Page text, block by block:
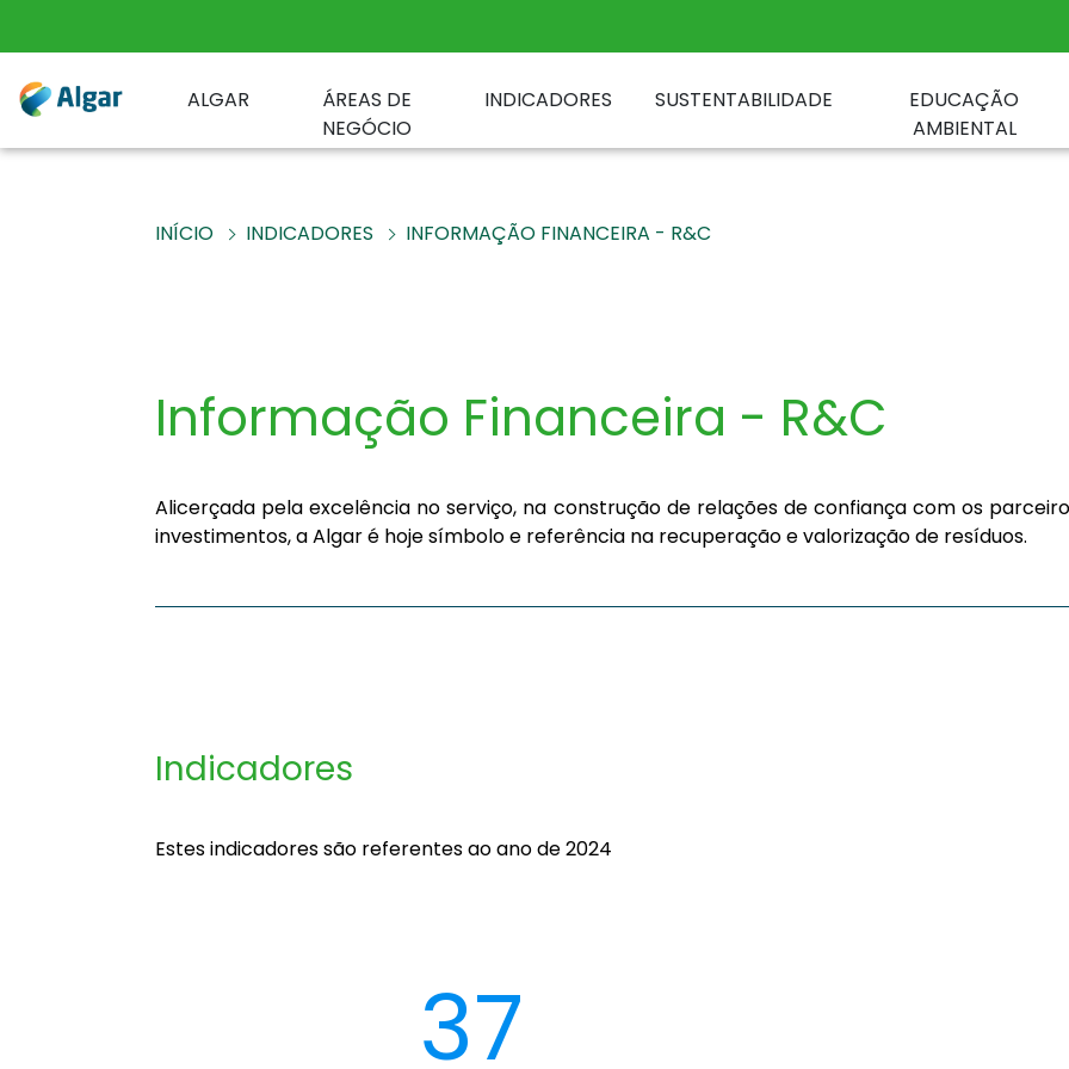
ALGAR
ÁREAS DE
NEGÓCIO
INDICADORES SUSTENTABILIDADE
EDUCAÇÃO
AMBIENTAL
INÍCIO INDICADORES INFORMAÇÃO FINANCEIRA - R&C
Informação Financeira - R&C
Alicerçada pela excelência no serviço, na construção de relações de confiança com os
investimentos, a Algar é hoje símbolo e referência na recuperação e valorização de resíduos.
Indicadores
Estes indicadores são referentes ao ano de 2024
37